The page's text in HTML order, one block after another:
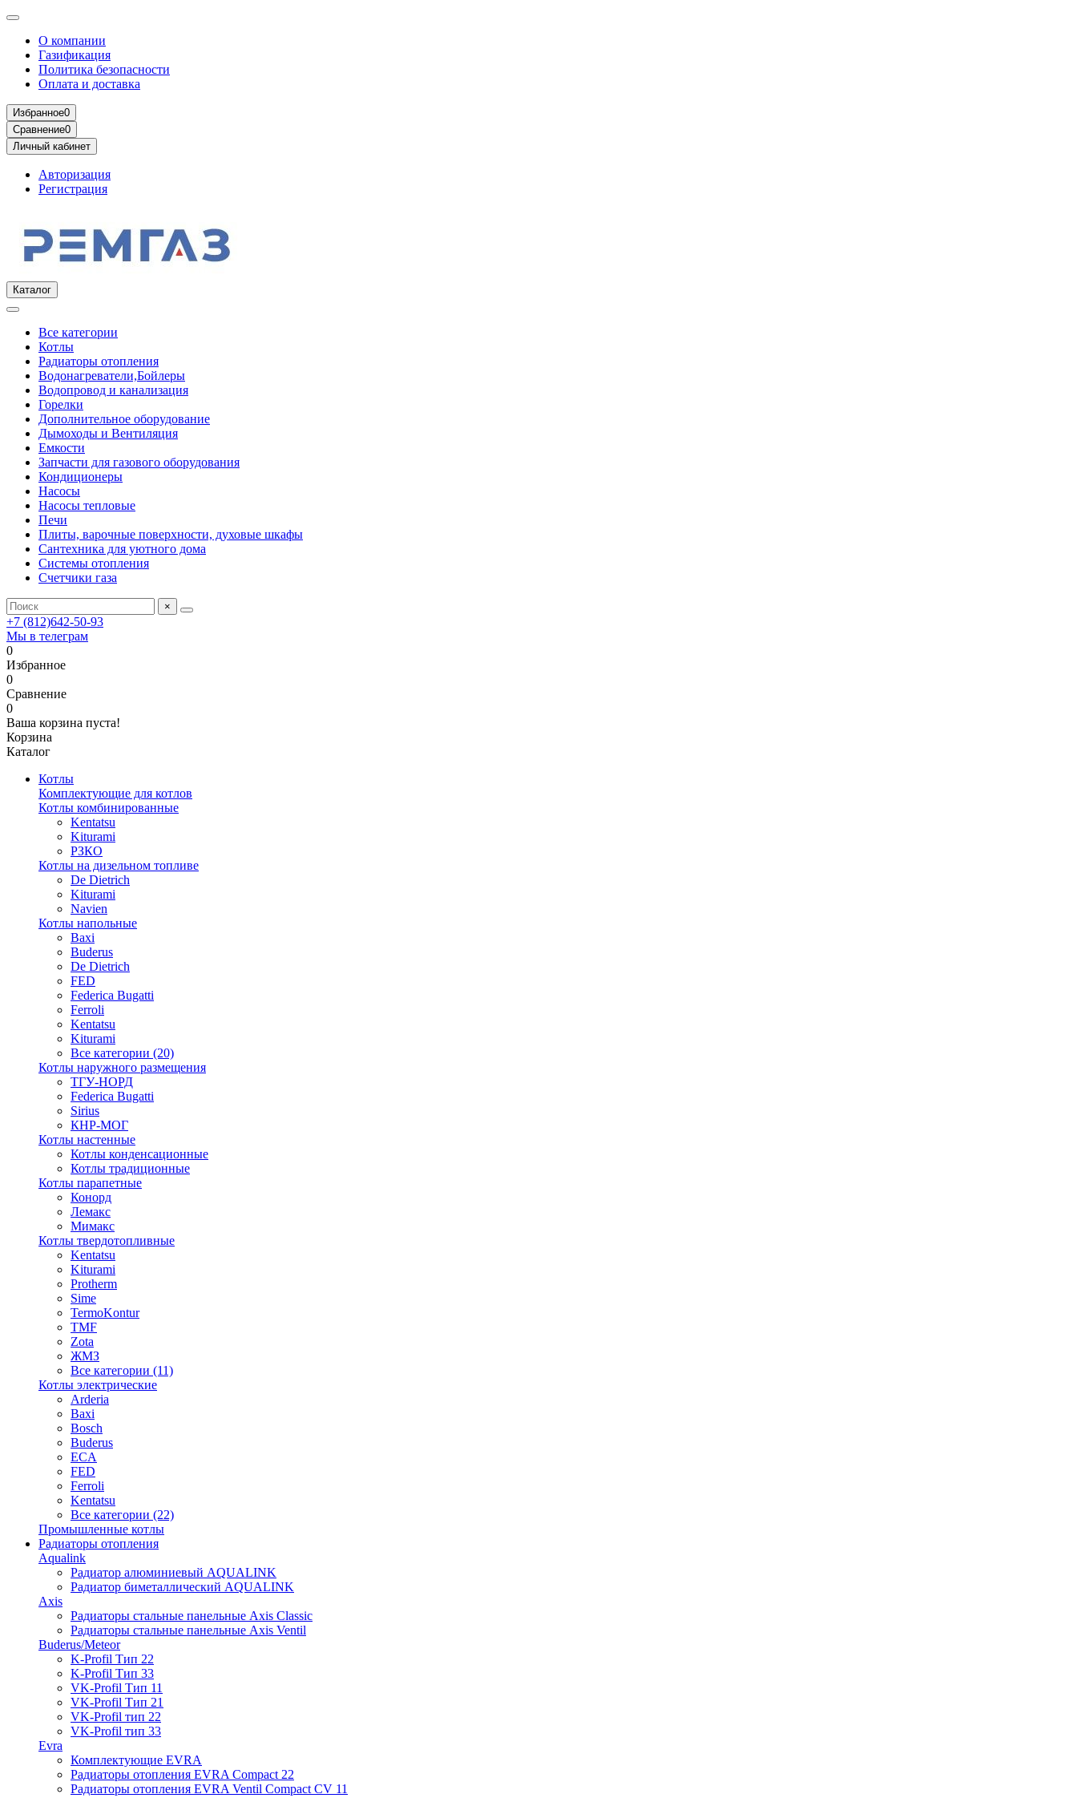
О компании
Газификация
Политика безопасности
Оплата и доставка
Избранное0
Сравнение0
Личный кабинет
Авторизация
Регистрация
Каталог
Все категории
Котлы
Радиаторы отопления
Водонагреватели,Бойлеры
Водопровод и канализация
Горелки
Дополнительное оборудование
Дымоходы и Вентиляция
Емкости
Запчасти для газового оборудования
Кондиционеры
Насосы
Насосы тепловые
Печи
Плиты, варочные поверхности, духовые шкафы
Сантехника для уютного дома
Системы отопления
Счетчики газа
×
+7 (812)642-50-93
Мы в телеграм
0
Избранное
0
Сравнение
0
Ваша корзина пуста!
Корзина
Каталог
Котлы
Комплектующие для котлов
Котлы комбинированные
Kentatsu
Kiturami
РЗКО
Котлы на дизельном топливе
De Dietrich
Kiturami
Navien
Котлы напольные
Baxi
Buderus
De Dietrich
FED
Federica Bugatti
Ferroli
Kentatsu
Kiturami
Все категории (20)
Котлы наружного размещения
ТГУ-НОРД
Federica Bugatti
Sirius
КНР-МОГ
Котлы настенные
Котлы конденсационные
Котлы традиционные
Котлы парапетные
Конорд
Лемакс
Мимакс
Котлы твердотопливные
Kentatsu
Kiturami
Protherm
Sime
TermoKontur
TMF
Zota
ЖМЗ
Все категории (11)
Котлы электрические
Arderia
Baxi
Bosch
Buderus
ECA
FED
Ferroli
Kentatsu
Все категории (22)
Промышленные котлы
Радиаторы отопления
Aqualink
Радиатор алюминиевый AQUALINK
Радиатор биметаллический AQUALINK
Axis
Радиаторы стальные панельные Axis Classic
Радиаторы стальные панельные Axis Ventil
Buderus/Meteor
K-Profil Тип 22
K-Profil Тип 33
VK-Profil Тип 11
VK-Profil Тип 21
VK-Profil тип 22
VK-Profil тип 33
Evra
Комплектующие EVRA
Радиаторы отопления EVRA Compact 22
Радиаторы отопления EVRA Ventil Compact CV 11